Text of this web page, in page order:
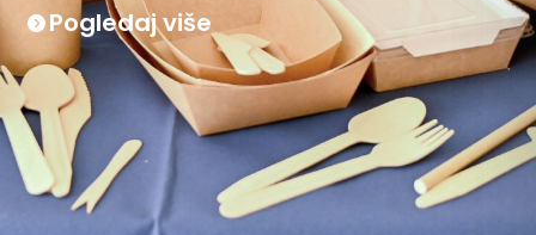
Pogledaj više